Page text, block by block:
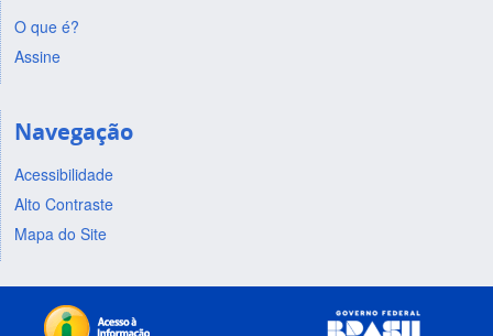
O que é?
Assine
Navegação
Acessibilidade
Alto Contraste
Mapa do Site